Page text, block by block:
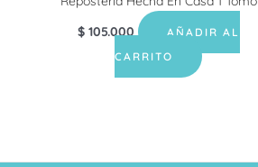
$105.000
AÑADIR AL
CARRITO